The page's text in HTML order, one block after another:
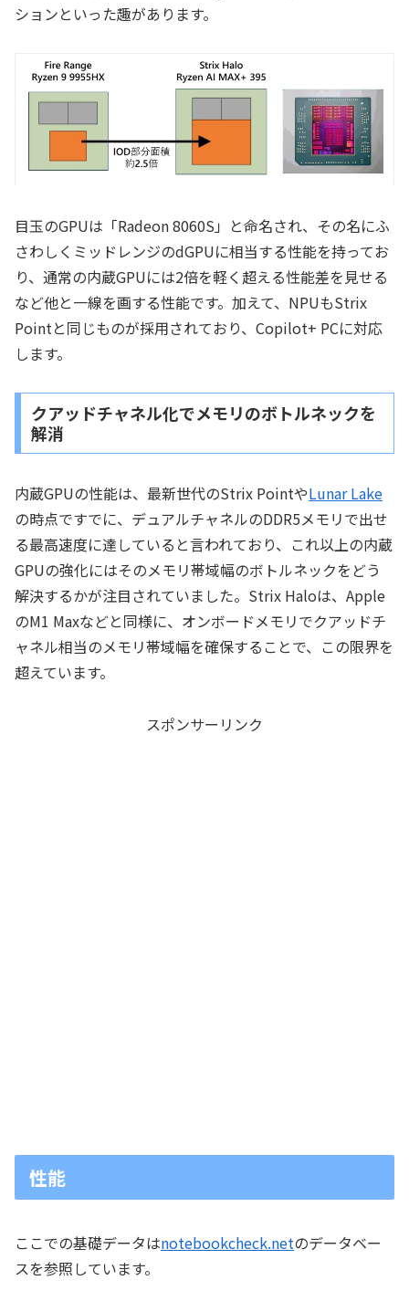
ションといった趣があります。
目玉のGPUは「Radeon 8060S」と命名され、その名にふ
さわしくミッドレンジのdGPUに相当する性能を持ってお
り、通常の内蔵GPUには2倍を軽く超える性能差を見せる
など他と一線を画する性能です。加えて、NPUもStrix
Pointと同じものが採用されており、Copilot+ PCに対応
します。
クアッドチャネル化でメモリのボトルネックを
解消
内蔵GPUの性能は、最新世代のStrix PointやLunar Lake
の時点ですでに、デュアルチャネルのDDR5メモリで出せ
る最高速度に達していると言われており、これ以上の内蔵
GPUの強化にはそのメモリ帯域幅のボトルネックをどう
解決するかが注目されていました。Strix Haloは、Apple
のM1 Maxなどと同様に、オンボードメモリでクアッドチ
ャネル相当のメモリ帯域幅を確保することで、この限界を
超えています。
スポンサーリンク
性能
ここでの基礎データはnotebookcheck.netのデータベー
スを参照しています。